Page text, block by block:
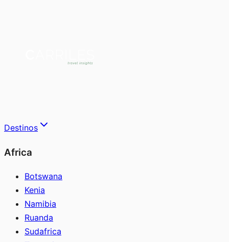
Destinos
Africa
Botswana
Kenia
Namibia
Ruanda
Sudafrica